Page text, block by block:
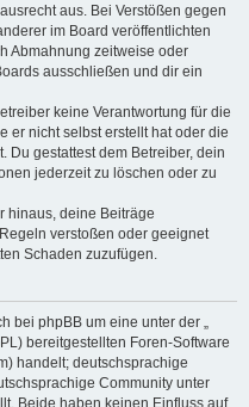
aus. Bei Verstößen gegen
im Board veröffentlichten
Abmahnung zeitweise oder
ausschließen und dir ein
keine Verantwortung für die
er nicht selbst erstellt hat oder die
Du gestattest dem Betreiber, dein
jederzeit zu löschen oder zu
hinaus, deine Beiträge
verstoßen oder geeignet
Schaden zuzufügen.
bei phpBB um eine unter der „
bereitgestellten Foren-Software
handelt; deutschsprachige
Community unter
Beide haben keinen Einfluss auf